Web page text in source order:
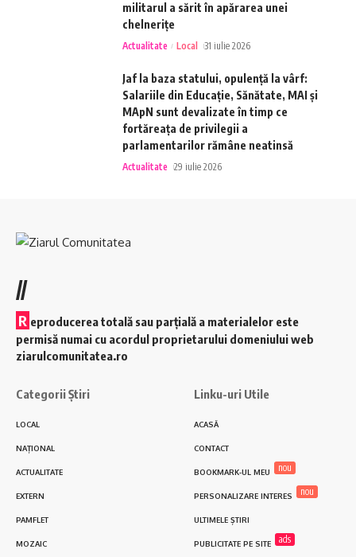
militarul a sărit în apărarea unei
chelnerițe
Actualitate Local 31 iulie 2026
Jaf la baza statului, opulență la vârf:
Salariile din Educație, Sănătate, MAI și
MApN sunt devalizate în timp ce
fortăreața de privilegii a
parlamentarilor rămâne neatinsă
Actualitate 29 iulie 2026
//
R eproducerea totală sau parțială a materialelor este
permisă numai cu acordul proprietarului domeniului web
ziarulcomunitatea.ro
Categorii Știri
LOCAL
NAȚIONAL
ACTUALITATE
EXTERN
PAMFLET
MOZAIC
Linku-uri Utile
ACASĂ
CONTACT
BOOKMARK-UL MEU nou
PERSONALIZARE INTERES nou
ULTIMELE ȘTIRI
PUBLICITATE PE SITE ads